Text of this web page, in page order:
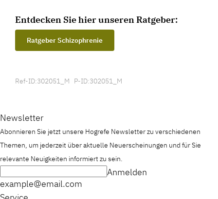
Entdecken Sie hier unseren Ratgeber:
Ratgeber Schizophrenie
Ref-ID:302051_M P-ID:302051_M
Newsletter
Abonnieren Sie jetzt unsere Hogrefe Newsletter zu verschiedenen
Themen, um jederzeit über aktuelle Neuerscheinungen und für Sie
relevante Neuigkeiten informiert zu sein.
example@email.com
Anmelden